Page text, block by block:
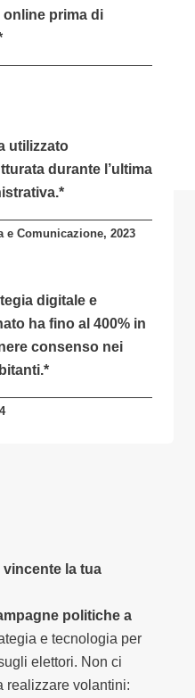
online prima di
utilizzato
durante l’ultima
e Comunicazione, 2023
digitale e
ha fino al 400% in
consenso nei
*
vincente la tua
politiche a
e tecnologia per
elettori. Non ci
realizzare volantini: